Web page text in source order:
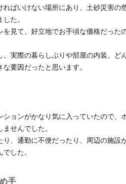
ばいけない場所にあり、土砂災害の
た。
見て、好立地でお手頃な価格だった
実際の暮らしぶりや部屋の内装、ど
要因だったと思います。
ョンがかなり気に入っていたので、
せんでした。
、通勤に不便だったり、周辺の施設
した。
手